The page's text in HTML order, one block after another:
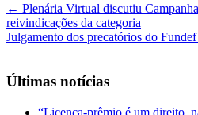
← Plenária Virtual discutiu
reivindicações da categoria
Julgamento dos precatórios do
Últimas notícias